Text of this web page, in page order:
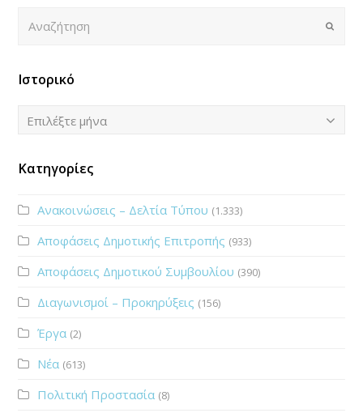
Submit
Ιστορικό
Ιστορικό
Επιλέξτε μήνα
Κατηγορίες
Ανακοινώσεις – Δελτία Τύπου (1.333)
Αποφάσεις Δημοτικής Επιτροπής (933)
Αποφάσεις Δημοτικού Συμβουλίου (390)
Διαγωνισμοί – Προκηρύξεις (156)
Έργα (2)
Νέα (613)
Πολιτική Προστασία (8)